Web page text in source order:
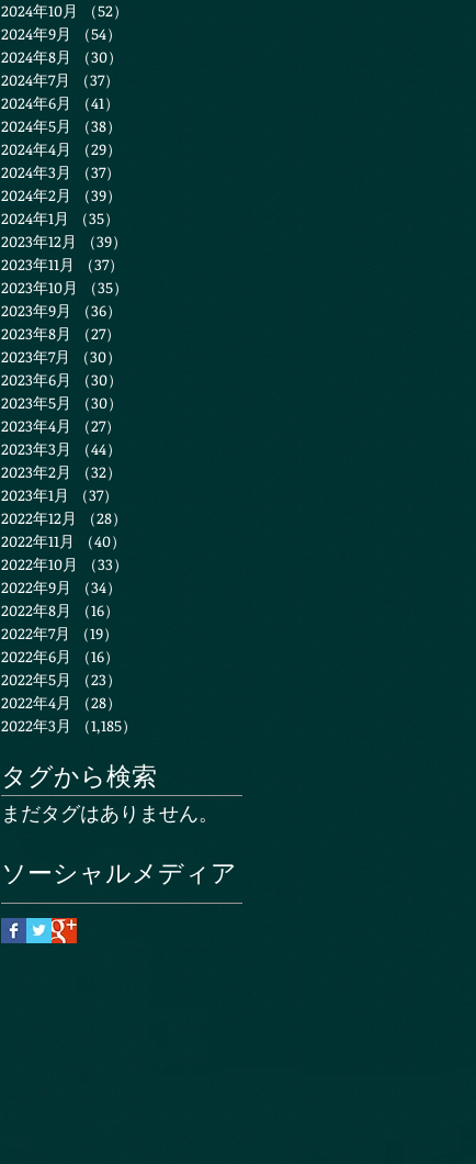
2024年10月
（52）
2024年9月
（54）
2024年8月
（30）
2024年7月
（37）
2024年6月
（41）
2024年5月
（38）
2024年4月
（29）
2024年3月
（37）
2024年2月
（39）
2024年1月
（35）
2023年12月
（39）
2023年11月
（37）
2023年10月
（35）
2023年9月
（36）
2023年8月
（27）
2023年7月
（30）
2023年6月
（30）
2023年5月
（30）
2023年4月
（27）
2023年3月
（44）
2023年2月
（32）
2023年1月
（37）
2022年12月
（28）
2022年11月
（40）
2022年10月
（33）
2022年9月
（34）
2022年8月
（16）
2022年7月
（19）
2022年6月
（16）
2022年5月
（23）
2022年4月
（28）
2022年3月
（1,185）
タグから検索
まだタグはありません。
ソーシャルメディア